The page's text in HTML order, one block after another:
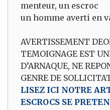
menteur, un escroc
un homme averti en
AVERTISSEMENT
TEMOIGNAGE EST
D’ARNAQUE, NE
GENRE DE
LISEZ ICI NOTRE
ESCROCS SE